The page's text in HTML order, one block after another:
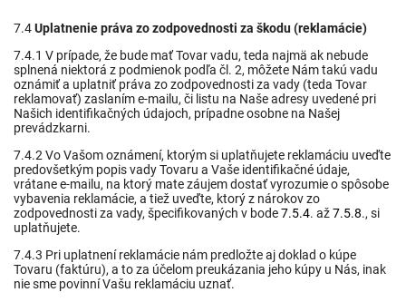
7.4Uplatnenie práva zo zodpovednosti za škodu (reklamácie)
7.4.1 V prípade, že bude mať Tovar vadu, teda najmä ak nebude
splnená niektorá z podmienok podľa čl. 2, môžete Nám takú vadu
oznámiť a uplatniť práva zo zodpovednosti za vady (teda Tovar
reklamovať) zaslaním e-mailu, či listu na Naše adresy uvedené pri
Našich identifikačných údajoch, prípadne osobne na Našej
prevádzkarni.
7.4.2 Vo Vašom oznámení, ktorým si uplatňujete reklamáciu uveďte
predovšetkým popis vady Tovaru a Vaše identifikačné údaje,
vrátane e-mailu, na ktorý mate záujem dostať vyrozumie o spôsobe
vybavenia reklamácie, a tiež uveďte, ktorý z nárokov zo
zodpovednosti za vady, špecifikovaných v bode7.5.4. až7.5.8., si
uplatňujete.
7.4.3 Pri uplatnení reklamácie nám predložte aj doklad o kúpe
Tovaru (faktúru), a to za účelom preukázania jeho kúpy u Nás, inak
nie sme povinní Vašu reklamáciu uznať.